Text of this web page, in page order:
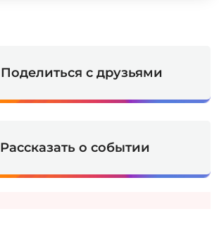
Поделиться с друзьями
Рассказать о событии